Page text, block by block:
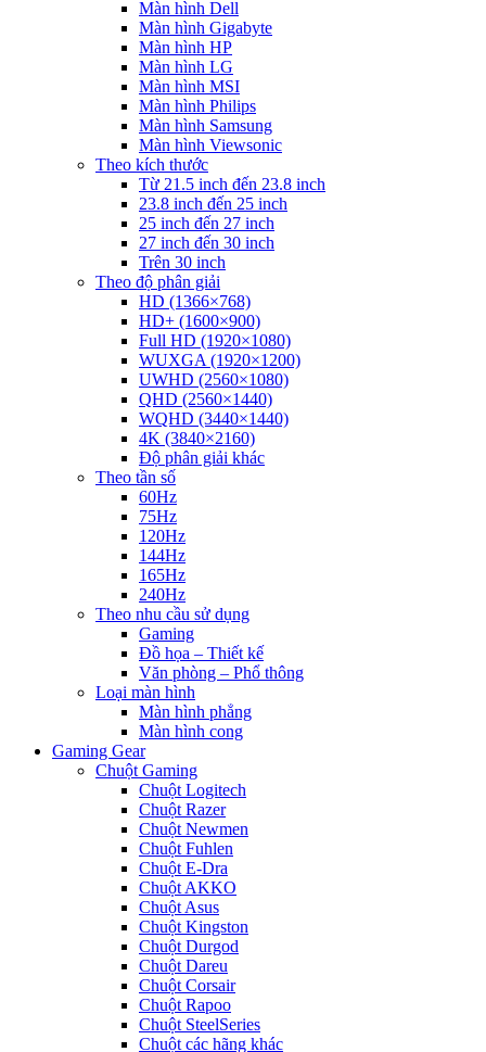
Màn hình Dell
Màn hình Gigabyte
Màn hình HP
Màn hình LG
Màn hình MSI
Màn hình Philips
Màn hình Samsung
Màn hình Viewsonic
Theo kích thước
Từ 21.5 inch đến 23.8 inch
23.8 inch đến 25 inch
25 inch đến 27 inch
27 inch đến 30 inch
Trên 30 inch
Theo độ phân giải
HD (1366×768)
HD+ (1600×900)
Full HD (1920×1080)
WUXGA (1920×1200)
UWHD (2560×1080)
QHD (2560×1440)
WQHD (3440×1440)
4K (3840×2160)
Độ phân giải khác
Theo tần số
60Hz
75Hz
120Hz
144Hz
165Hz
240Hz
Theo nhu cầu sử dụng
Gaming
Đồ họa – Thiết kế
Văn phòng – Phổ thông
Loại màn hình
Màn hình phẳng
Màn hình cong
Gaming Gear
Chuột Gaming
Chuột Logitech
Chuột Razer
Chuột Newmen
Chuột Fuhlen
Chuột E-Dra
Chuột AKKO
Chuột Asus
Chuột Kingston
Chuột Durgod
Chuột Dareu
Chuột Corsair
Chuột Rapoo
Chuột SteelSeries
Chuột các hãng khác